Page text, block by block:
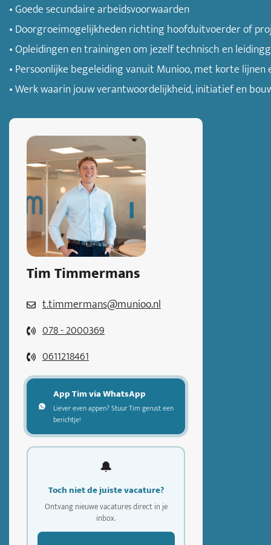
• Goede secundaire arbeidsvoorwaarden
• Doorgroeimogelijkheden richting hoofduitvoerder of
• Opleidingen en trainingen om jezelf technisch en
• Persoonlijke begeleiding vanuit Munioo, met korte lijnen
• Werk waarin jouw verantwoordelijkheid, initiatief en
Tim Timmermans
t.timmermans@munioo.nl
078 - 2000369
0611218461
App Tim via WhatsApp
Liever even appen? Stuur Tim gerust een
berichtje!
🔔
Toch niet de juiste vacature?
Ontvang nieuwe vacatures direct in je
inbox.